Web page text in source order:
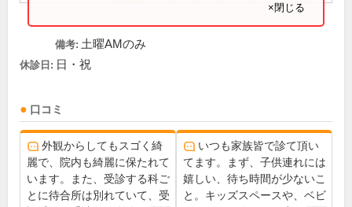
×閉じる
備考: 土曜AMのみ
休診日: 日・祝
口コミ
外観からしてもスゴく綺
麗で、院内も綺麗に保たれて
います。また、受診する科ご
とに待合所は別れていて、受
いつも家族皆で診て頂い
てます。まず、子供連れには
嬉しい、待ち時間が少ないこ
と。キッズスペースや、ベビ